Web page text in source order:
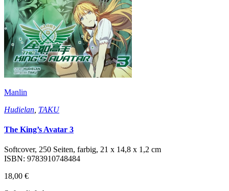
Manlin
Hudielan TAKU
The King’s Avatar 3
Softcover, 250 Seiten, farbig, 21 x 14,8 x 1,2 cm
ISBN: 9783910748484
18,00 €